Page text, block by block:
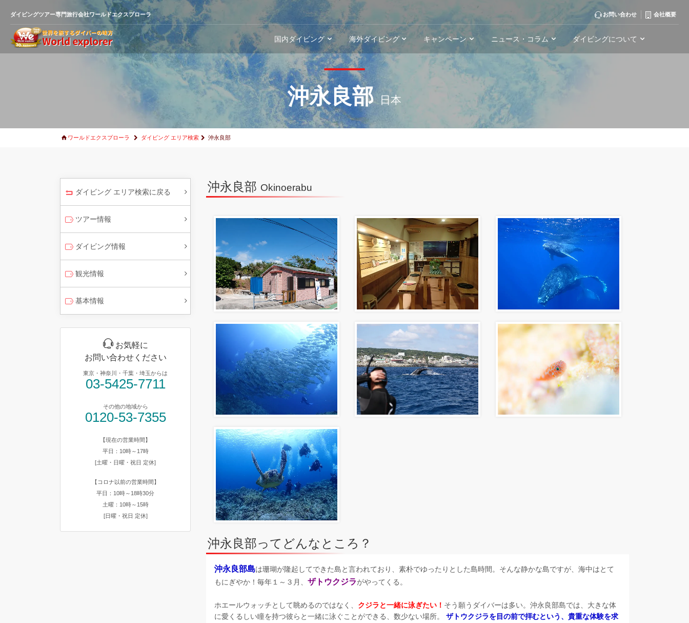
沖永良部 日本
ワールドエクスプローラ ダイビング エリア検索 沖永良部
ダイビング エリア検索に戻る
ツアー情報
ダイビング情報
観光情報
基本情報
お気軽に
お問い合わせください
東京・神奈川・千葉・埼玉からは
03-5425-7711
その他の地域から
0120-53-7355
【現在の営業時間】
平日：10時～17時
[土曜・日曜・祝日 定休]
【コロナ以前の営業時間】
平日：10時～18時30分
土曜：10時～15時
[日曜・祝日 定休]
沖永良部 Okinoerabu
沖永良部ってどんなところ？
沖永良部島は珊瑚が隆起してできた島と言われており、素朴でゆったりとした島時間。そんな静かな島ですが、海中はとて
もにぎやか！毎年１～３月、 ザトウクジラがやってくる。
ホエールウォッチとして眺めるのではなく、 クジラと一緒に泳ぎたい！ そう願うダイバーは多い。沖永良部島では、大きな体
に愛くるしい瞳を持つ彼らと一緒に泳ぐことができる、数少ない場所。 ザトウクジラを目の前で拝むという、貴重な体験を求
ダイビングツアー専門旅行会社ワールドエクスプローラ お問い合わせ 会社概要
国内ダイビング 海外ダイビング キャンペーン ニュース・コラム ダイビングについて